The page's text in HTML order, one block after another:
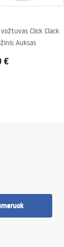
Click Clack
Rožinis Auksas
€